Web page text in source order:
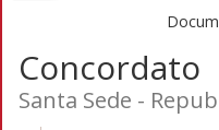
Concordato
Santa Sede -